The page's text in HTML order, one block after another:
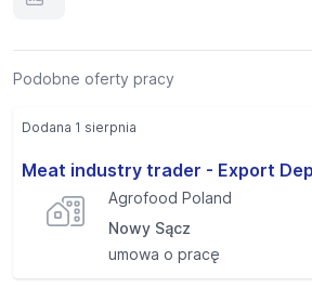
Podobne oferty pracy
Meat industry trader - Export
Agrofood Poland
Nowy Sącz
umowa o pracę
Dodana 1 sierpnia